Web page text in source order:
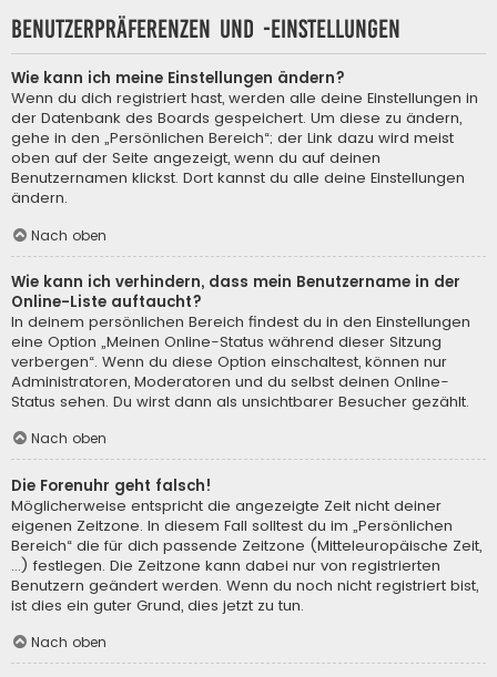
Benutzerpräferenzen und -einstellungen
Wie kann ich meine Einstellungen ändern?
Wenn du dich registriert hast, werden alle deine Einstellungen in
der Datenbank des Boards gespeichert. Um diese zu ändern,
gehe in den „Persönlichen Bereich“; der Link dazu wird meist
oben auf der Seite angezeigt, wenn du auf deinen
Benutzernamen klickst. Dort kannst du alle deine Einstellungen
ändern.
Nach oben
Wie kann ich verhindern, dass mein Benutzername in der
Online-Liste auftaucht?
In deinem persönlichen Bereich findest du in den Einstellungen
eine Option „Meinen Online-Status während dieser Sitzung
verbergen“. Wenn du diese Option einschaltest, können nur
Administratoren, Moderatoren und du selbst deinen Online-
Status sehen. Du wirst dann als unsichtbarer Besucher gezählt.
Nach oben
Die Forenuhr geht falsch!
Möglicherweise entspricht die angezeigte Zeit nicht deiner
eigenen Zeitzone. In diesem Fall solltest du im „Persönlichen
Bereich“ die für dich passende Zeitzone (Mitteleuropäische Zeit,
...) festlegen. Die Zeitzone kann dabei nur von registrierten
Benutzern geändert werden. Wenn du noch nicht registriert bist,
ist dies ein guter Grund, dies jetzt zu tun.
Nach oben